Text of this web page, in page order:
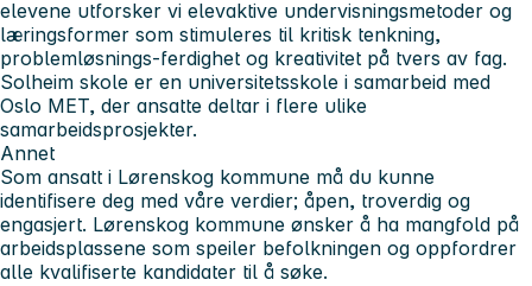
elevene utforsker vi elevaktive undervisningsmetoder og
læringsformer som stimuleres til kritisk tenkning,
problemløsnings-ferdighet og kreativitet på tvers av fag.
Solheim skole er en universitetsskole i samarbeid med
Oslo MET, der ansatte deltar i flere ulike
samarbeidsprosjekter.
Annet
Som ansatt i Lørenskog kommune må du kunne
identifisere deg med våre verdier; åpen, troverdig og
engasjert. Lørenskog kommune ønsker å ha mangfold på
arbeidsplassene som speiler befolkningen og oppfordrer
alle kvalifiserte kandidater til å søke.